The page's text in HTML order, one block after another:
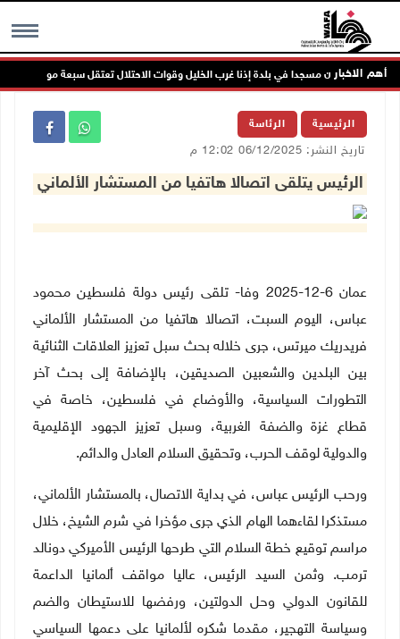
MENU أهم الاخبار
يهاجمون مسجدا في بلدة إذنا غرب الخليل وقوات الاحتلال تعتقل سبعة مواطنين
الرئيسية الرئاسة
تاريخ النشر: 06/12/2025 12:02 م
الرئيس يتلقى اتصالا هاتفيا من المستشار الألماني
عمان 6-12-2025 وفا- تلقى رئيس دولة فلسطين محمود
عباس، اليوم السبت، اتصالا هاتفيا من المستشار الألماني
فريدريك ميرتس، جرى خلاله بحث سبل تعزيز العلاقات الثنائية
بين البلدين والشعبين الصديقين، بالإضافة إلى بحث آخر
التطورات السياسية، والأوضاع في فلسطين، خاصة في
قطاع غزة والضفة الغربية، وسبل تعزيز الجهود الإقليمية
والدولية لوقف الحرب، وتحقيق السلام العادل والدائم.
ورحب الرئيس عباس، في بداية الاتصال، بالمستشار الألماني،
مستذكرا لقاءهما الهام الذي جرى مؤخرا في شرم الشيخ، خلال
مراسم توقيع خطة السلام التي طرحها الرئيس الأميركي دونالد
ترمب. وثمن السيد الرئيس، عاليا مواقف ألمانيا الداعمة
للقانون الدولي وحل الدولتين، ورفضها للاستيطان والضم
وسياسة التهجير، مقدما شكره لألمانيا على دعمها السياسي